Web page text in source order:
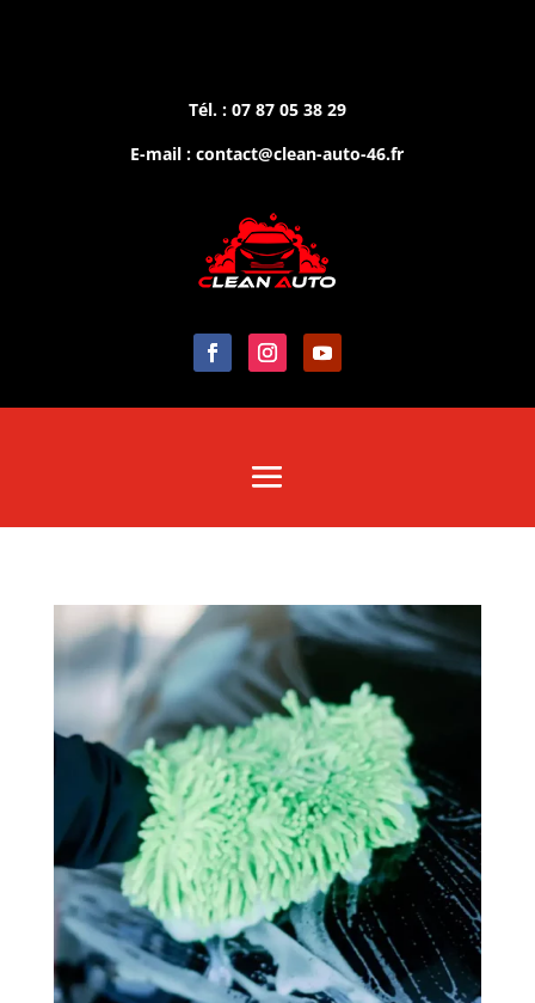
Tél. : 07 87 05 38 29
E-mail : contact@clean-auto-46.fr